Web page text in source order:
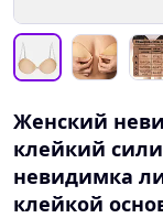
Женский
клейкий
невидимка
клейкой